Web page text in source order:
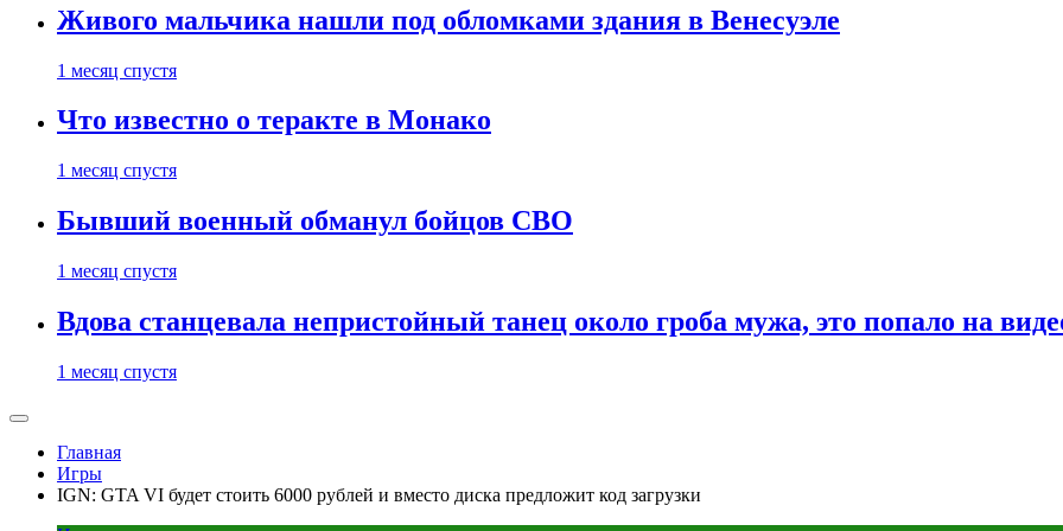
Живого мальчика нашли под обломками здания в Венесуэле
1 месяц спустя
Что известно о теракте в Монако
1 месяц спустя
Бывший военный обманул бойцов СВО
1 месяц спустя
Вдова станцевала непристойный танец около гроба мужа, это попало на
1 месяц спустя
Главная
Игры
IGN: GTA VI будет стоить 6000 рублей и вместо диска предложит код загрузки